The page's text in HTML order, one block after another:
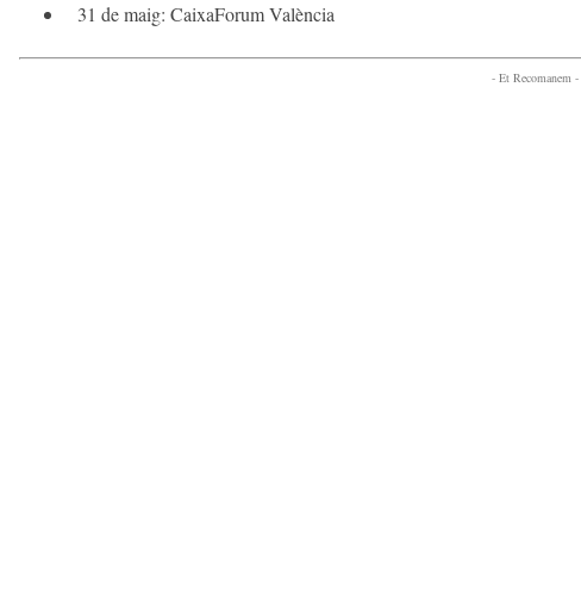
31 de maig: CaixaForum València
- Et Recomanem -